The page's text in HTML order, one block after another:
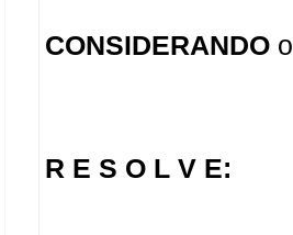
CONSIDERANDOo
R E S O L V E: